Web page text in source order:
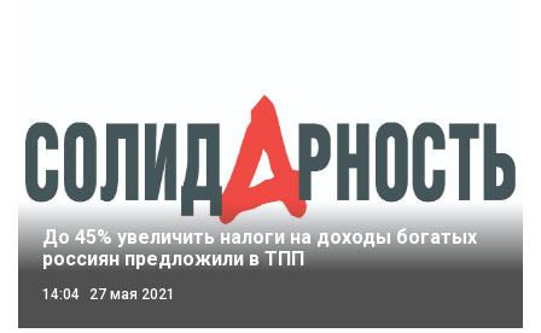
До 45% увеличить налоги на доходы богатых
россиян предложили в ТПП
14:04 27 мая 2021